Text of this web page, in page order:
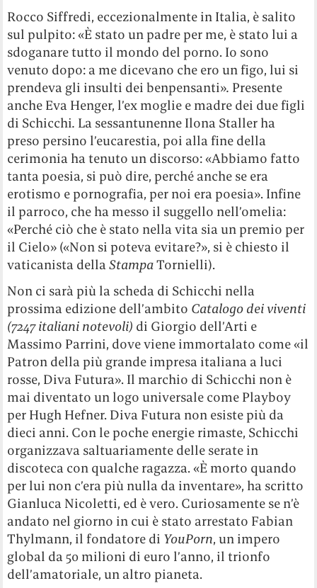
Rocco Siffredi, eccezionalmente in Italia, è salito
sul pulpito: «È stato un padre per me, è stato lui a
sdoganare tutto il mondo del porno. Io sono
venuto dopo: a me dicevano che ero un figo, lui si
prendeva gli insulti dei benpensanti». Presente
anche Eva Henger, l’ex moglie e madre dei due figli
di Schicchi. La sessantunenne Ilona Staller ha
preso persino l’eucarestia, poi alla fine della
cerimonia ha tenuto un discorso: «Abbiamo fatto
tanta poesia, si può dire, perché anche se era
erotismo e pornografia, per noi era poesia». Infine
il parroco, che ha messo il suggello nell’omelia:
«Perché ciò che è stato nella vita sia un premio per
il Cielo» («Non si poteva evitare?», si è chiesto il
vaticanista dellaStampaTornielli).
Non ci sarà più la scheda di Schicchi nella
prossima edizione dell’ambito Catalogo dei viventi
(7247 italiani notevoli) di Giorgio dell’Arti e
Massimo Parrini, dove viene immortalato come «il
Patron della più grande impresa italiana a luci
rosse, Diva Futura». Il marchio di Schicchi non è
mai diventato un logo universale come Playboy
per Hugh Hefner. Diva Futura non esiste più da
dieci anni. Con le poche energie rimaste, Schicchi
organizzava saltuariamente delle serate in
discoteca con qualche ragazza. «È morto quando
per lui non c’era più nulla da inventare», ha scritto
Gianluca Nicoletti, ed è vero. Curiosamente se n’è
andato nel giorno in cui è stato arrestato Fabian
Thylmann, il fondatore di YouPorn, un impero
global da 50 milioni di euro l’anno, il trionfo
dell’amatoriale, un altro pianeta.